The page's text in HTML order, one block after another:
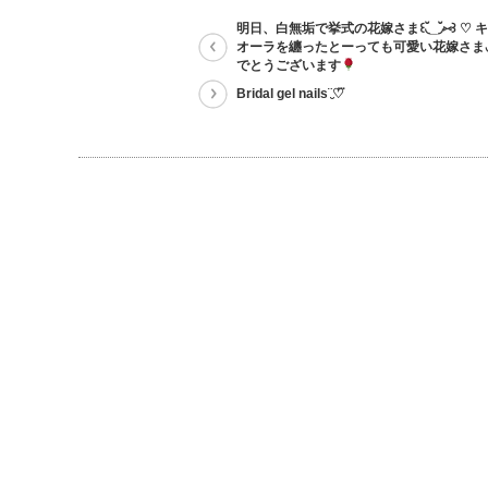
明日、白無垢で挙式の花嫁さま꒰◟̆_◞̆⑅꒱ ♡
オーラを纏ったとーっても可愛い花嫁さ
でとうございます
Bridal gel nails¨̮♡⃛